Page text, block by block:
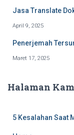
Jasa Translate
April 9, 2025
Penerjemah
Maret 17, 2025
Halaman
5 Kesalahan Saat